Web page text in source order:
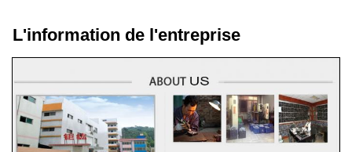
L'information de l'entreprise